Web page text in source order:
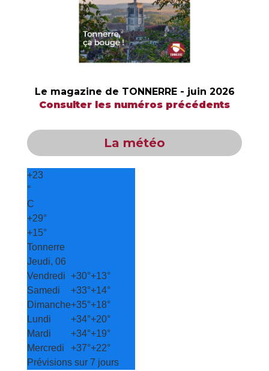
Le magazine de TONNERRE - juin 2026
Consulter les numéros précédents
La météo
+23
°
C
+29°
+15°
Tonnerre
Jeudi, 06
Vendredi +30°+13°
Samedi
+33°+14°
Dimanche+35°+18°
Lundi
+34°+20°
Mardi
+34°+19°
Mercredi
+37°+22°
Prévisions sur 7 jours